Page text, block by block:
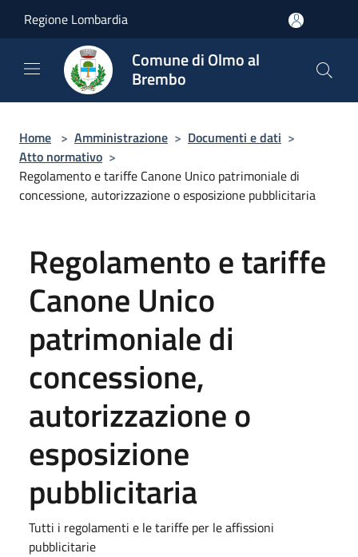
Regione Lombardia
Comune di Olmo al
Brembo
Home > Amministrazione > Documenti e dati >
Atto normativo >
Regolamento e tariffe Canone Unico patrimoniale di
concessione, autorizzazione o esposizione pubblicitaria
Regolamento e tariffe
Canone Unico
patrimoniale di
concessione,
autorizzazione o
esposizione
pubblicitaria
Tutti i regolamenti e le tariffe per le affissioni
pubblicitarie